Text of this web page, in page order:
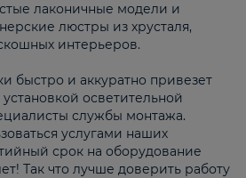
лаконичные модели и
люстры из хрусталя,
интерьеров.
быстро и аккуратно привезет
осветительной
службы монтажа.
услугами наших
срок на оборудование
Так что лучше доверить работу